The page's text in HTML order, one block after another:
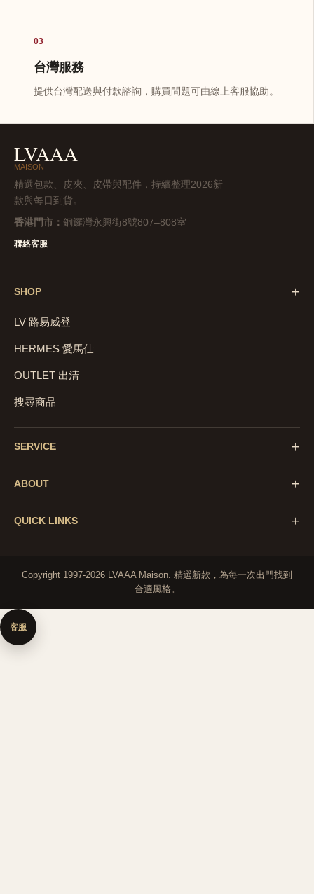
03
台灣服務
提供台灣配送與付款諮詢，購買問題可由線上客服協助。
LVAAA
MAISON
精選包款、皮夾、皮帶與配件，持續整理2026新
款與每日到貨。
香港門市： 銅鑼灣永興街8號807–808室
聯絡客服
SHOP +
LV 路易威登
HERMES 愛馬仕
OUTLET 出清
搜尋商品
SERVICE +
ABOUT +
QUICK LINKS +
Copyright 1997-2026 LVAAA Maison. 精選新款，為每一次出門找到
合適風格。